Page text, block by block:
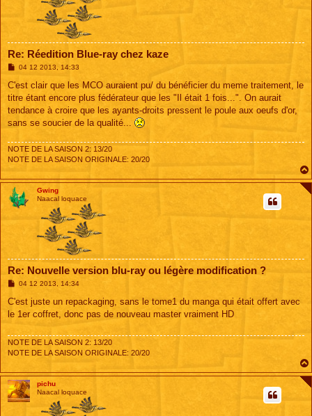
Re: Réedition Blue-ray chez kaze
M
s
a
g
04 12 2013, 14:33
C'est clair que les MCO auraient pu/ du bénéficier du meme traitement, le
titre étant encore plus fédérateur que les "Il était 1 fois...". On aurait
tendance à croire que les ayants-droits pressent le poule aux oeufs d'or,
sans se soucier de la qualité...
NOTE DE LA SAISON 2: 13/20
NOTE DE LA SAISON ORIGINALE: 20/20
Gwing
Naacal loquace
Re: Nouvelle version blu-ray ou légère modification ?
M
s
a
04 12 2013, 14:34
C'est juste un repackaging, sans le tome1 du manga qui était offert avec
le 1er coffret, donc pas de nouveau master vraiment HD
NOTE DE LA SAISON 2: 13/20
NOTE DE LA SAISON ORIGINALE: 20/20
pichu
Naacal loquace